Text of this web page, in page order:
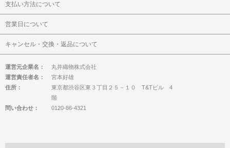
支払い方法について
営業日について
キャンセル・交換・返品について
運営元企業名：
丸井織物株式会社
運営責任者名：
宮本好雄
住所：
東京都渋谷区東３丁目２５－１０ T&Tビル 4
階
問い合わせ：
0120-86-4321